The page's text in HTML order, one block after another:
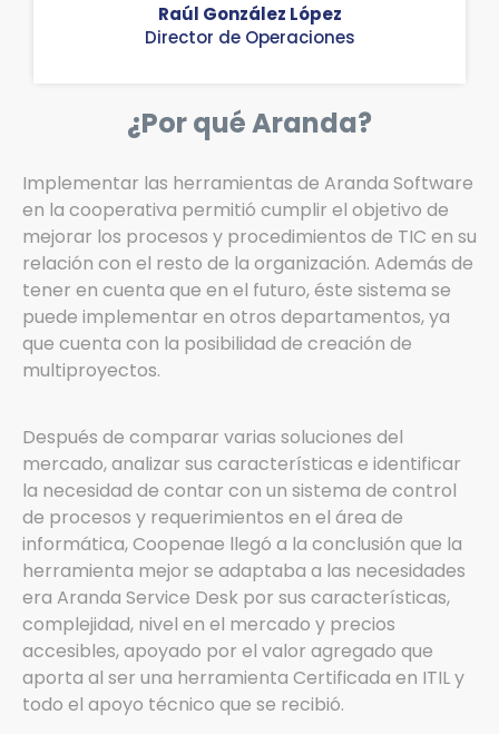
Raúl González López
Director de Operaciones
¿Por qué Aranda?
Implementar las herramientas de Aranda Software
en la cooperativa permitió cumplir el objetivo de
mejorar los procesos y procedimientos de TIC en su
relación con el resto de la organización. Además de
tener en cuenta que en el futuro, éste sistema se
puede implementar en otros departamentos, ya
que cuenta con la posibilidad de creación de
multiproyectos.
Después de comparar varias soluciones del
mercado, analizar sus características e identificar
la necesidad de contar con un sistema de control
de procesos y requerimientos en el área de
informática, Coopenae llegó a la conclusión que la
herramienta mejor se adaptaba a las necesidades
era Aranda Service Desk por sus características,
complejidad, nivel en el mercado y precios
accesibles, apoyado por el valor agregado que
aporta al ser una herramienta Certificada en ITIL y
todo el apoyo técnico que se recibió.